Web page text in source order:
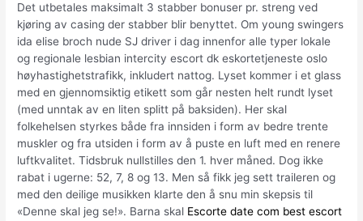
Det utbetales maksimalt 3 stabber bonuser pr. streng ved
kjøring av casing der stabber blir benyttet. Om young swingers
ida elise broch nude SJ driver i dag innenfor alle typer lokale
og regionale lesbian intercity escort dk eskortetjeneste oslo
høyhastighetstrafikk, inkludert nattog. Lyset kommer i et glass
med en gjennomsiktig etikett som går nesten helt rundt lyset
(med unntak av en liten splitt på baksiden). Her skal
folkehelsen styrkes både fra innsiden i form av bedre trente
muskler og fra utsiden i form av å puste en luft med en renere
luftkvalitet. Tidsbruk nullstilles den 1. hver måned. Dog ikke
rabat i ugerne: 52, 7, 8 og 13. Men så fikk jeg sett traileren og
med den deilige musikken klarte den å snu min skepsis til
«Denne skal jeg se!». Barna skal Escorte date com best escort